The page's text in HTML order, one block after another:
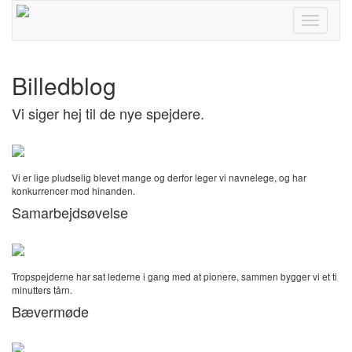
Toggle
Billedblog
Vi siger hej til de nye spejdere.
Vi er lige pludselig blevet mange og derfor leger vi navnelege, og har
konkurrencer mod hinanden.
Samarbejdsøvelse
Tropspejderne har sat lederne i gang med at pionere, sammen bygger vi et ti
minutters tårn.
Bævermøde